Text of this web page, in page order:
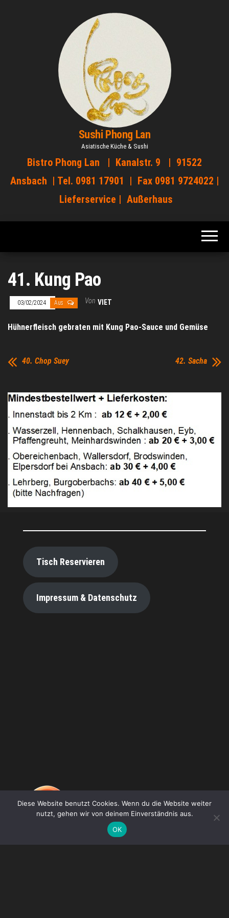
Sushi Phong Lan
Asiatische Küche & Sushi
Bistro Phong Lan | Kanalstr. 9 | 91522
Ansbach | Tel. 0981 17901 | Fax 0981 9724022 |
Lieferservice | Außerhaus
41. Kung Pao
03/02/2024 Aus Von VIET
Hühnerfleisch gebraten mit Kung Pao-Sauce und Gemüse
40. Chop Suey 42. Sacha
Tisch Reservieren
Impressum & Datenschutz
DE
Diese Website benutzt Cookies. Wenn du die Website weiter
nutzt, gehen wir von deinem Einverständnis aus.
OK